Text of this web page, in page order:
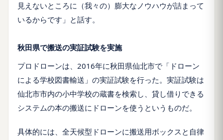
見えないところに（我々の）膨大なノウハウが詰まって
いるからです」と話す。
秋田県で搬送の実証試験を実施
プロドローンは、2016年に秋田県仙北市で「ドローン
による学校図書輸送」の実証試験を行った。実証試験は
仙北市市内の小中学校の蔵書を検索し、貸し借りできる
システムの本の搬送にドローンを使うというものだ。
具体的には、全天候型ドローンに搬送用ボックスと自律